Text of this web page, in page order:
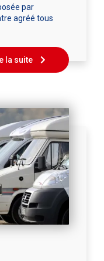
par
agréé tous
la suite